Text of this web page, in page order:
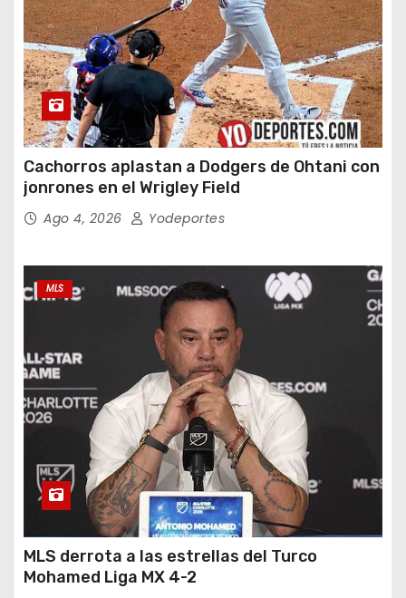
Cachorros aplastan a Dodgers de Ohtani con
jonrones en el Wrigley Field
Ago 4, 2026 Yodeportes
MLS
MLS derrota a las estrellas del Turco
Mohamed Liga MX 4-2